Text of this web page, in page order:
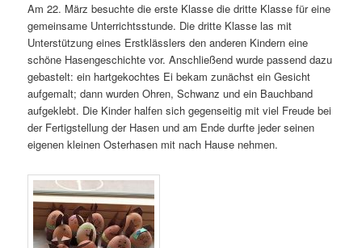
Am 22. März besuchte die erste Klasse die dritte Klasse für eine
gemeinsame Unterrichtsstunde. Die dritte Klasse las mit
Unterstützung eines Erstklässlers den anderen Kindern eine
schöne Hasengeschichte vor. Anschließend wurde passend dazu
gebastelt: ein hartgekochtes Ei bekam zunächst ein Gesicht
aufgemalt; dann wurden Ohren, Schwanz und ein Bauchband
aufgeklebt. Die Kinder halfen sich gegenseitig mit viel Freude bei
der Fertigstellung der Hasen und am Ende durfte jeder seinen
eigenen kleinen Osterhasen mit nach Hause nehmen.